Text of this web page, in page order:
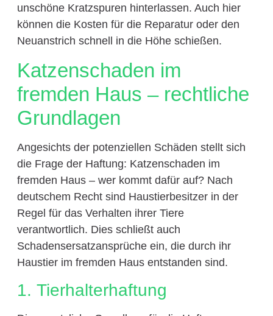
unschöne Kratzspuren hinterlassen. Auch hier
können die Kosten für die Reparatur oder den
Neuanstrich schnell in die Höhe schießen.
Katzenschaden im
fremden Haus – rechtliche
Grundlagen
Angesichts der potenziellen Schäden stellt sich
die Frage der Haftung: Katzenschaden im
fremden Haus – wer kommt dafür auf? Nach
deutschem Recht sind Haustierbesitzer in der
Regel für das Verhalten ihrer Tiere
verantwortlich. Dies schließt auch
Schadensersatzansprüche ein, die durch ihr
Haustier im fremden Haus entstanden sind.
1. Tierhalterhaftung